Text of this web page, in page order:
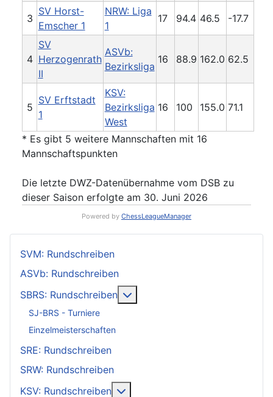
3
SV Horst-
Emscher 1
NRW: Liga
1
17 94.4 46.5 -17.7
4
SV
Herzogenrath
II
ASVb:
Bezirksliga
16 88.9 162.0 62.5
5
SV Erftstadt
1
KSV:
Bezirksliga
West
16 100 155.0 71.1
* Es gibt 5 weitere Mannschaften mit 16
Mannschaftspunkten
Die letzte DWZ-Datenübernahme vom DSB zu
dieser Saison erfolgte am 30. Juni 2026
Powered by ChessLeagueManager
SVM: Rundschreiben
ASVb: Rundschreiben
SBRS: Rundschreiben
SJ-BRS - Turniere
Einzelmeisterschaften
SRE: Rundschreiben
SRW: Rundschreiben
KSV: Rundschreiben